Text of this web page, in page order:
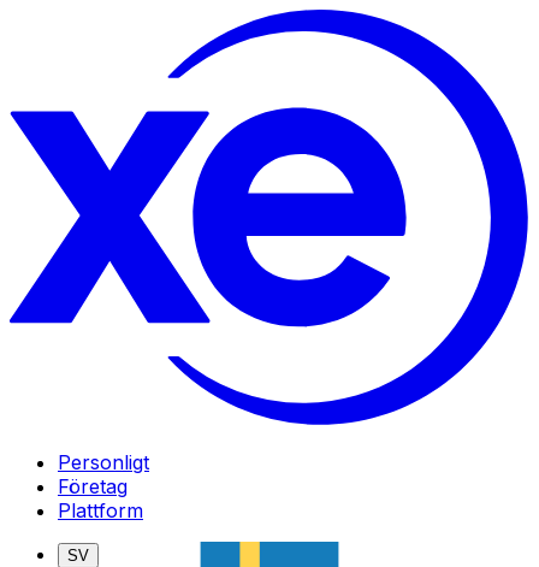
Personligt
Företag
Plattform
SV